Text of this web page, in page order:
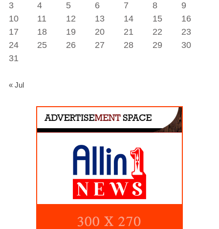
3
4 5 6 7 8
9
10
11 12 13 14 15
16
17
18 19 20 21 22
23
24
25 26 27 28 29
30
31
« Jul